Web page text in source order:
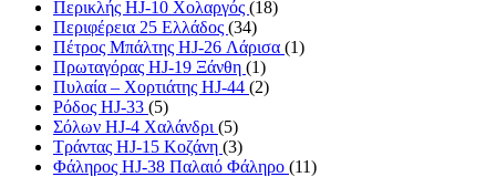
Περικλής HJ-10 Χολαργός (18)
Περιφέρεια 25 Ελλάδος (34)
Πέτρος Μπάλτης HJ-26 Λάρισα (1)
Πρωταγόρας HJ-19 Ξάνθη (1)
Πυλαία – Χορτιάτης HJ-44 (2)
Ρόδος HJ-33 (5)
Σόλων HJ-4 Χαλάνδρι (5)
Τράντας HJ-15 Κοζάνη (3)
Φάληρος HJ-38 Παλαιό Φάληρο (11)